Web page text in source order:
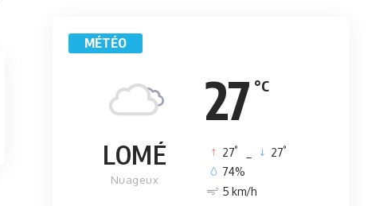
MÉTÉO
27 °C
LOMÉ
Nuageux
27° 27°
74%
5 km/h